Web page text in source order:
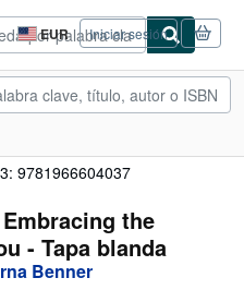
EUR
Preferencias
de
compra
del
Iniciar sesión
9781966604037
the
- Tapa blanda
Benner